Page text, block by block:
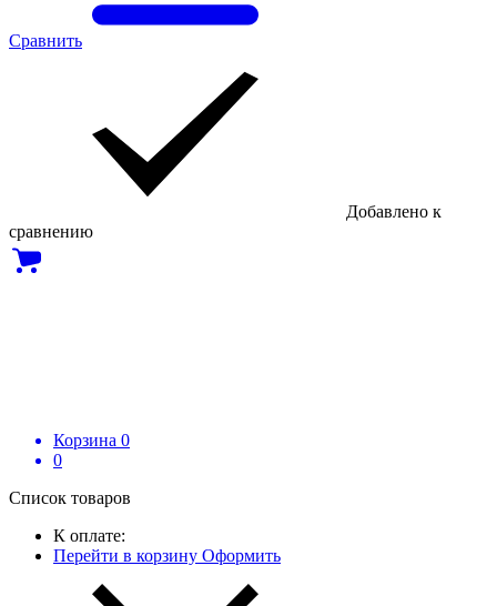
Сравнить
Добавлено к
сравнению
Корзина 0
0
Список товаров
К оплате:
Перейти в корзину Оформить